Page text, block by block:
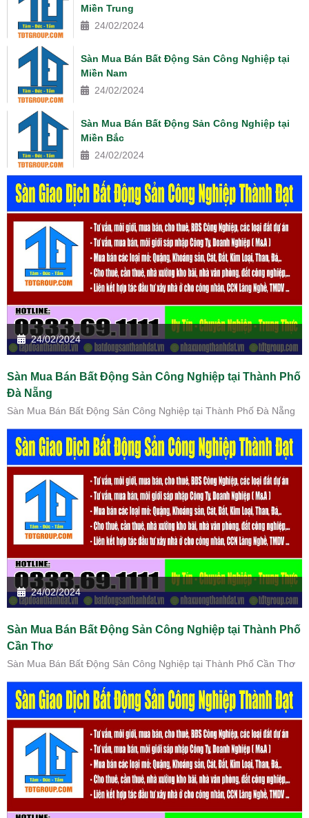
Miền Trung
24/02/2024
Sàn Mua Bán Bất Động Sản Công Nghiệp tại
Miền Nam
24/02/2024
Sàn Mua Bán Bất Động Sản Công Nghiệp tại
Miền Bắc
24/02/2024
24/02/2024
Sàn Mua Bán Bất Động Sản Công Nghiệp tại Thành Phố
Đà Nẵng
Sàn Mua Bán Bất Động Sản Công Nghiệp tại Thành Phố Đà Nẵng
24/02/2024
Sàn Mua Bán Bất Động Sản Công Nghiệp tại Thành Phố
Cần Thơ
Sàn Mua Bán Bất Động Sản Công Nghiệp tại Thành Phố Cần Thơ